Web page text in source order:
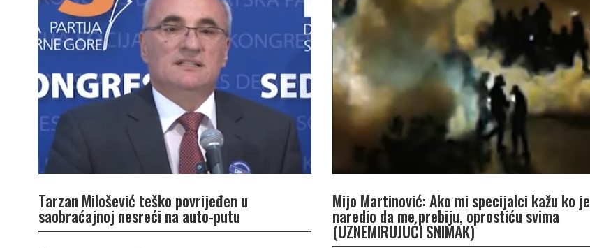
Tarzan Milošević teško povrijeđen u
saobraćajnoj nesreći na auto-putu
Mijo Martinović: Ako mi specijalci kažu ko je
naredio da me prebiju, oprostiću svima
(UZNEMIRUJUĆI SNIMAK)